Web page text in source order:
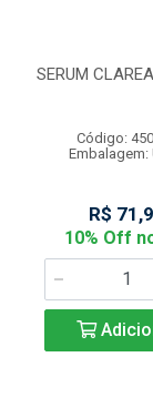
SERUM
Código:
Embalagem:
R$
10% Off